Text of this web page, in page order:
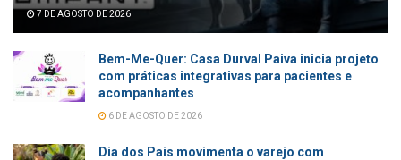
7 DE AGOSTO DE 2026
Bem-Me-Quer: Casa Durval Paiva inicia projeto
com práticas integrativas para pacientes e
acompanhantes
6 DE AGOSTO DE 2026
Dia dos Pais movimenta o varejo com